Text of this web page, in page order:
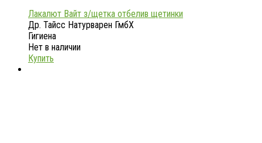
Лакалют Вайт з/щетка отбелив щетинки
Др. Тайсс Натурварен ГмбХ
Гигиена
Нет в наличии
Купить